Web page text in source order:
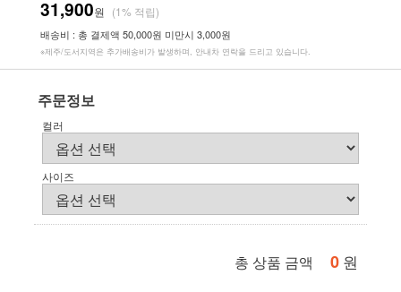
31,900원 (1% 적립)
배송비 : 총 결제액 50,000원 미만시 3,000원
※제주/도서지역은 추가배송비가 발생하며, 안내차 연락을 드리고 있습니다.
주문정보
컬러
사이즈
총 상품 금액 0 원